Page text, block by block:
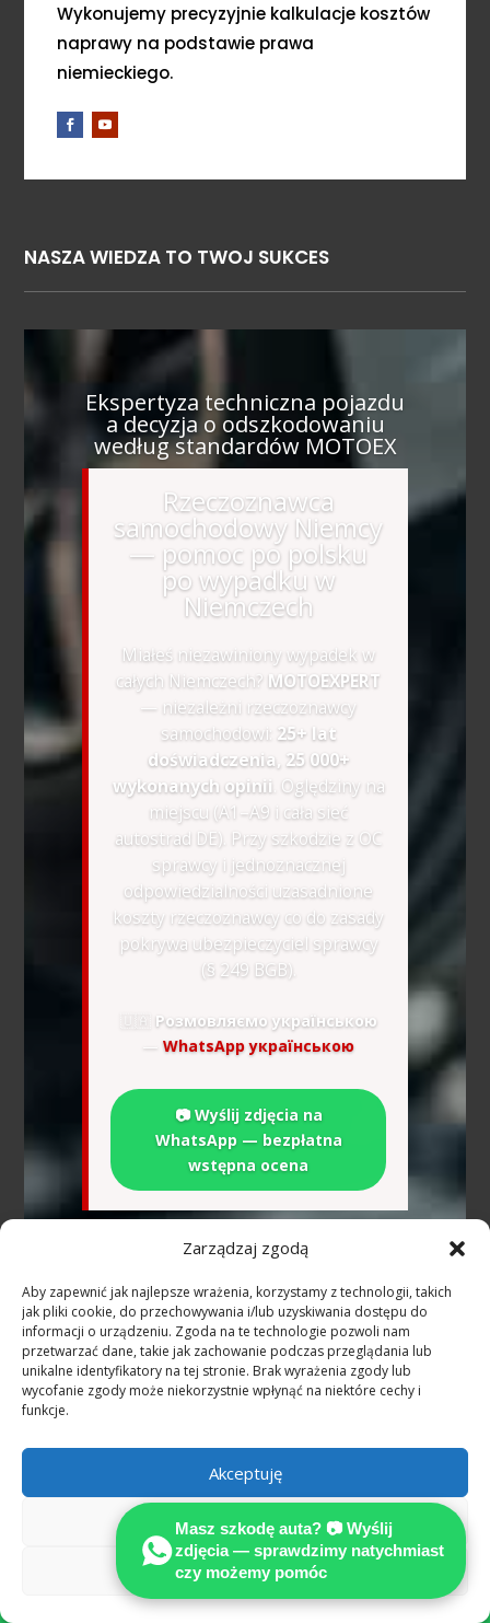
Zarządzaj zgodą
Aby zapewnić jak najlepsze wrażenia, korzystamy z technologii, takich
jak pliki cookie, do przechowywania i/lub uzyskiwania dostępu do
informacji o urządzeniu. Zgoda na te technologie pozwoli nam
przetwarzać dane, takie jak zachowanie podczas przeglądania lub
unikalne identyfikatory na tej stronie. Brak wyrażenia zgody lub
wycofanie zgody może niekorzystnie wpłynąć na niektóre cechy i
funkcje.
Akceptuję
Odmów
Zobacz preferencje
Wykonujemy precyzyjnie kalkulacje kosztów
naprawy na podstawie prawa
niemieckiego.
NASZA WIEDZA TO TWOJ SUKCES
Ekspertyza techniczna pojazdu
a decyzja o odszkodowaniu
według standardów MOTOEX
Rzeczoznawca
samochodowy Niemcy
— pomoc po polsku
po wypadku w
Niemczech
Miałeś niezawiniony wypadek w
całych Niemczech? MOTOEXPERT
— niezależni rzeczoznawcy
samochodowi: 25+ lat
doświadczenia, 25 000+
wykonanych opinii . Oględziny na
miejscu (A1–A9 i cała sieć
autostrad DE). Przy szkodzie z OC
sprawcy i jednoznacznej
odpowiedzialności uzasadnione
koszty rzeczoznawcy co do zasady
pokrywa ubezpieczyciel sprawcy
(§ 249 BGB).
🇺🇦 Розмовляємо українською
— WhatsApp українською
📷 Wyślij zdjęcia na
WhatsApp — bezpłatna
wstępna ocena
Zrozum ekspertyzę techniczną pojazdu a
standardów MOTOEX i dowiedz się, jak
skutecznie uzyskać odszkodowanie
Wypadek w Niemczech —
(Niemcy)
Ile kosztuje rzeczoznawca
samochodowy po wypadku w
Niemczech?
Przy szkodzie z OC sprawcy w Niemczech
i jednoznacznej odpowiedzialności

Masz szkodę auta? 📷 Wyślij
zdjęcia — sprawdzimy natychmiast
czy możemy pomóc